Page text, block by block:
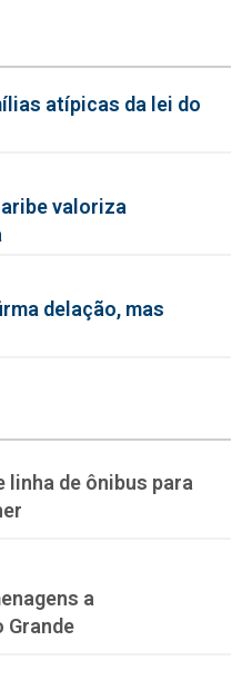
atípicas da lei do
valoriza
delação, mas
linha de ônibus para
a
Grande